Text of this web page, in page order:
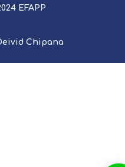
EFAPP
Chipana